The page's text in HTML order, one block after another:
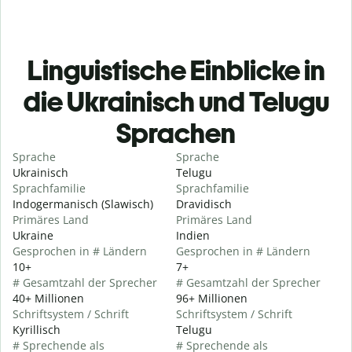
Linguistische Einblicke in
die Ukrainisch und Telugu
Sprachen
Sprache
Ukrainisch
Sprachfamilie
Indogermanisch (Slawisch)
Primäres Land
Ukraine
Gesprochen in # Ländern
10+
# Gesamtzahl der Sprecher
40+ Millionen
Schriftsystem / Schrift
Kyrillisch
# Sprechende als
Sprache
Telugu
Sprachfamilie
Dravidisch
Primäres Land
Indien
Gesprochen in # Ländern
7+
# Gesamtzahl der Sprecher
96+ Millionen
Schriftsystem / Schrift
Telugu
# Sprechende als